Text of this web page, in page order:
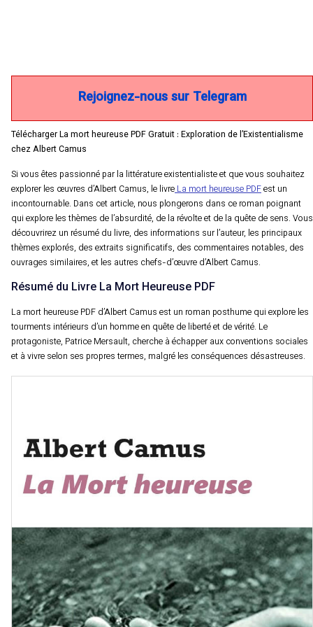
Rejoignez-nous sur Telegram
Télécharger La mort heureuse PDF Gratuit : Exploration de l’Existentialisme
chez Albert Camus
Si vous êtes passionné par la littérature existentialiste et que vous souhaitez
explorer les œuvres d’Albert Camus, le livreLa mort heureuse PDFest un
incontournable. Dans cet article, nous plongerons dans ce roman poignant
qui explore les thèmes de l’absurdité, de la révolte et de la quête de sens. Vous
découvrirez un résumé du livre, des informations sur l’auteur, les principaux
thèmes explorés, des extraits significatifs, des commentaires notables, des
ouvrages similaires, et les autres chefs-d’œuvre d’Albert Camus.
Résumé du Livre La Mort Heureuse PDF
La mort heureuse PDF d’Albert Camus est un roman posthume qui explore les
tourments intérieurs d’un homme en quête de liberté et de vérité. Le
protagoniste, Patrice Mersault, cherche à échapper aux conventions sociales
et à vivre selon ses propres termes, malgré les conséquences désastreuses.